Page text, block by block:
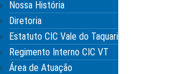
Nossa História
Diretoria
Estatuto CIC Vale do Taquari
Regimento Interno CIC VT
Área de Atuação